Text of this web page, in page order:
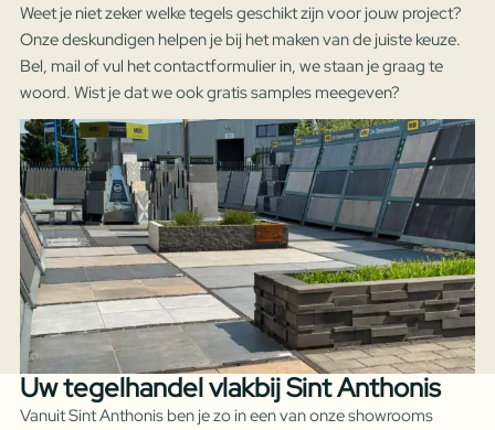
Weet je niet zeker welke tegels geschikt zijn voor jouw project?
Onze deskundigen helpen je bij het maken van de juiste keuze.
Bel, mail of vul het contactformulier in, we staan je graag te
woord. Wist je dat we ook gratis samples meegeven?
Uw tegelhandel vlakbij Sint Anthonis
Vanuit Sint Anthonis ben je zo in een van onze showrooms